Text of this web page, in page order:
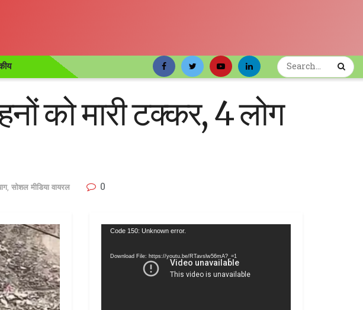
को मारी टक्कर, 4 लोग
, सोशल मीडिया वायरल 0
Video
Code 150: Unknown error.
Download File: https://youtu.be/RTavslw56mA?_=1